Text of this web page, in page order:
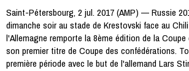
Saint-Pétersbourg, 2 jul. 2017 (AMP) — Russie
dimanche soir au stade de Krestovski face au
l'Allemagne remporte la 8ème édition de la
son premier titre de Coupe des confédérations.
première période avec le but de l'allemand Lars